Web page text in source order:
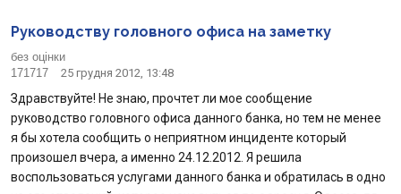
Руководству головного офиса на заметку
без оцінки
171717
25 грудня 2012, 13:48
Здравствуйте! Не знаю, прочтет ли мое сообщение
руководство головного офиса данного банка, но тем не менее
я бы хотела сообщить о неприятном инциденте который
произошел вчера, а именно 24.12.2012. Я решила
воспользоваться услугами данного банка и обратилась в одно